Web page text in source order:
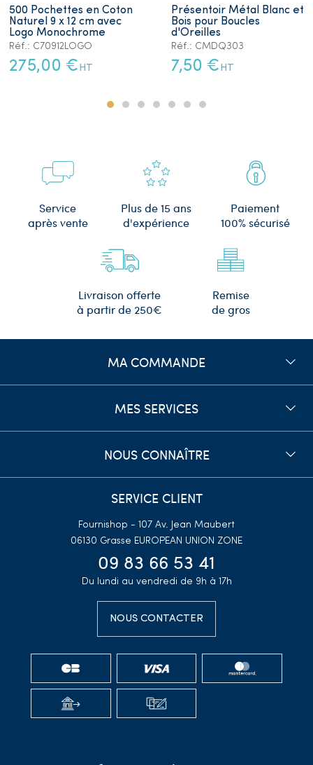
500 Pochettes en Coton
Naturel 9 x 12 cm avec
Logo Monochrome
Réf.: C70912LOGO
275,00 € HT
Présentoir Métal Blanc et
Bois pour Boucles
d'Oreilles
Réf.: CMDQ303
7,50 € HT
Service
après vente
Plus de 15 ans
d'expérience
Paiement
100% sécurisé
Livraison offerte
à partir de 250€
Remise
de gros
MA COMMANDE
MES SERVICES
NOUS CONNAÎTRE
SERVICE CLIENT
Fournishop - 107 Av. Jean Maubert
06130 Grasse EUROPEAN UNION ZONE
09 83 66 53 41
Du lundi au vendredi de 9h à 17h
NOUS CONTACTER